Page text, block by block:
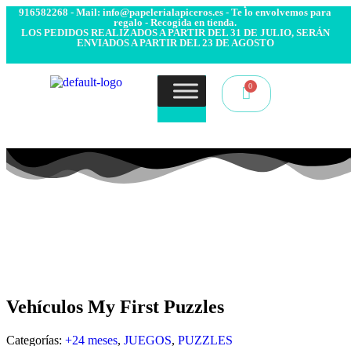
916582268 - Mail: info@papelerialapiceros.es - Te lo envolvemos para
regalo - Recogida en tienda.
LOS PEDIDOS REALIZADOS A PARTIR DEL 31 DE JULIO, SERÁN
ENVIADOS A PARTIR DEL 23 DE AGOSTO
Vehículos My First Puzzles
Categorías: +24 meses, JUEGOS, PUZZLES